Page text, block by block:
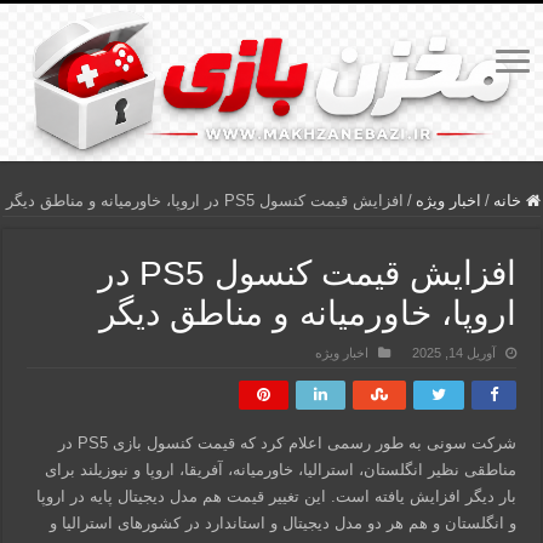
خانه / اخبار ویژه / افزایش قیمت کنسول PS5 در اروپا، خاورمیانه و مناطق دیگر
افزایش قیمت کنسول PS5 در
اروپا، خاورمیانه و مناطق دیگر
آوریل 14, 2025 اخبار ویژه
شرکت سونی به طور رسمی اعلام کرد که قیمت کنسول بازی PS5 در
مناطقی نظیر انگلستان، استرالیا، خاورمیانه، آفریقا، اروپا و نیوزیلند برای
بار دیگر افزایش یافته است. این تغییر قیمت هم مدل دیجیتال پایه در اروپا
و انگلستان و هم هر دو مدل دیجیتال و استاندارد در کشورهای استرالیا و